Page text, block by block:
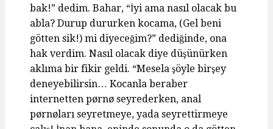
bak!” dedim. Bahar, “İyi ama nasıl olacak bu
abla? Durup dururken kocama, (Gel beni
götten sik!) mi diyeceğim?” dediğinde, ona
hak verdim. Nasıl olacak diye düşünürken
aklıma bir fikir geldi. “Mesela şöyle birşey
deneyebilirsin… Kocanla beraber
internetten pørnø seyrederken, anal
pørnøları seyretmeye, yada seyrettirmeye